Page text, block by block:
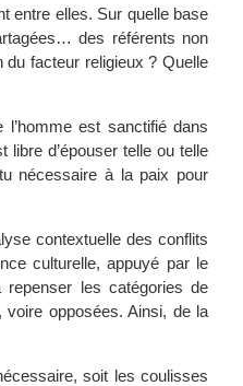
entre elles. Sur quelle base
des référents non
du facteur religieux ? Quelle
l’homme est sanctifié dans
libre d’épouser telle ou telle
nécessaire à la paix pour
contextuelle des conflits
culturelle, appuyé par le
repenser les catégories de
opposées. Ainsi, de la
soit les coulisses